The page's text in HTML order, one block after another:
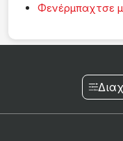
Φενέρμπαχτσε